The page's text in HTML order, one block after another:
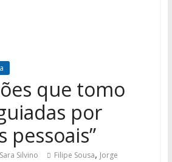
que tomo
por
pessoais”
Sara Silvino Filipe Sousa, Jorge